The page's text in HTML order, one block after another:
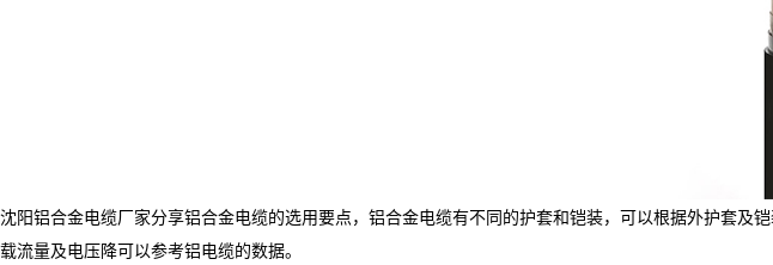
沈阳铝合金电缆厂家分享铝合金电缆的选用要点，铝合金电缆有不同的护套和铠装，可以根据外护套
载流量及电压降可以参考铝电缆的数据。